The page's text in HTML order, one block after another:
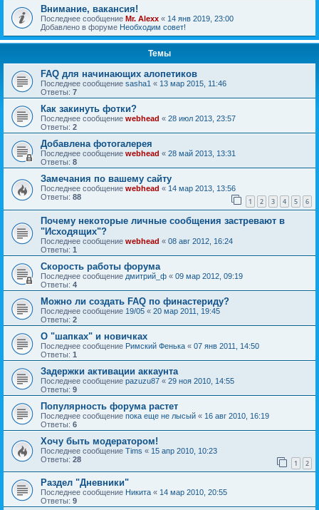
Внимание, вакансия!
Последнее сообщение Mr. Alexx « 14 янв 2019, 23:00
Добавлено в форуме Необходим совет!
Темы
FAQ для начинающих алопетиков
Последнее сообщение sasha1 « 13 мар 2015, 11:46
Ответы: 7
Как закинуть фотки?
Последнее сообщение webhead « 28 июл 2013, 23:57
Ответы: 2
Добавлена фотогалерея
Последнее сообщение webhead « 28 май 2013, 13:31
Ответы: 8
Замечания по вашему сайту
Последнее сообщение webhead « 14 мар 2013, 13:56
Ответы: 88 1 2 3 4 5 6
Почему некоторые личные сообщения застревают в
"Исходящих"?
Последнее сообщение webhead « 08 авг 2012, 16:24
Ответы: 1
Скорость работы форума
Последнее сообщение дмитрий_ф « 09 мар 2012, 09:19
Ответы: 4
Можно ли создать FAQ по финастериду?
Последнее сообщение 19/05 « 20 мар 2011, 19:45
Ответы: 2
О "шапках" и новичках
Последнее сообщение Римский Фенька « 07 янв 2011, 14:50
Ответы: 1
Задержки активации аккаунта
Последнее сообщение pazuzu87 « 29 ноя 2010, 14:55
Ответы: 9
Популярность форума растет
Последнее сообщение пока еще не лысый « 16 авг 2010, 16:19
Ответы: 6
Хочу быть модератором!
Последнее сообщение Tims « 15 апр 2010, 10:23
Ответы: 28 1 2
Раздел "Дневники"
Последнее сообщение Hикита « 14 мар 2010, 20:55
Ответы: 9